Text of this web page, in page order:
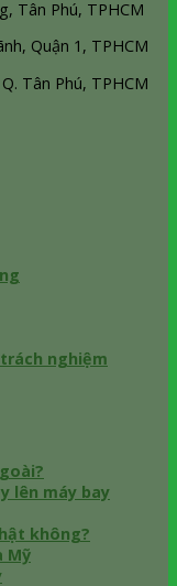
Tân Phú, TPHCM
Quận 1, TPHCM
Tân Phú, TPHCM
nghiệm
lên máy bay
không?
Mỹ